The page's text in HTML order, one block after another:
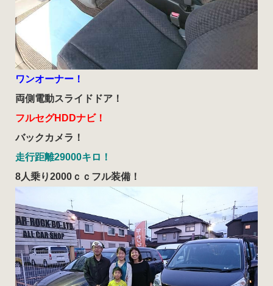
ワンオーナー！
両側電動スライドドア！
フルセグHDDナビ！
バックカメラ！
走行距離29000キロ！
8人乗り2000ｃｃフル装備！